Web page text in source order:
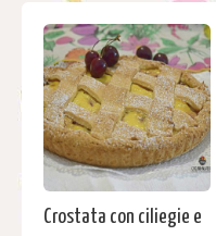
Crostata con ciliegie e